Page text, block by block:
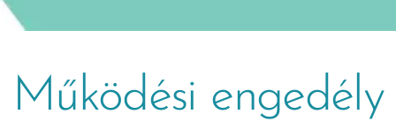
Működési engedély